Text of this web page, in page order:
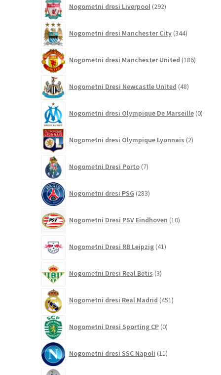
Nogometni dresi Liverpool 292izdelkov
Nogometni dresi Manchester City 344izdelkov
Nogometni dresi Manchester United 186izdelkov
Nogometni Dresi Newcastle United 48izdelkov
Nogometni dresi Olympique De Marseille 0
Nogometni dresi Olympique Lyonnais 2izdelka
Nogometni Dresi Porto 7izdelkov
Nogometni dresi PSG 283izdelkov
Nogometni Dresi PSV Eindhoven 10izdelkov
Nogometni Dresi RB Leipzig 41izdelkov
Nogometni Dresi Real Betis 3izdelki
Nogometni dresi Real Madrid 451izdelkov
Nogometni Dresi Sporting CP 0izdelkov
Nogometni dresi SSC Napoli 11izdelkov